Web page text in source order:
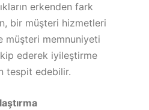
erkenden fark
bir müşteri hizmetleri
müşteri memnuniyeti
ederek iyileştirme
tespit edebilir.